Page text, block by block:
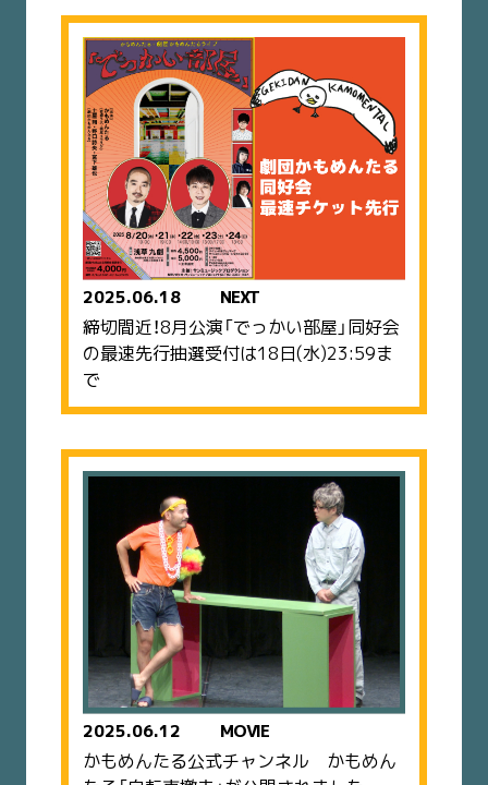
2025.06.18 NEXT
締切間近！8月公演「でっかい部屋」同好会
の最速先行抽選受付は18日(水)23:59ま
で
2025.06.12 MOVIE
かもめんたる公式チャンネル かもめん